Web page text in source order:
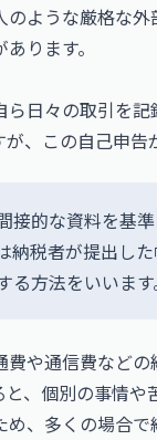
ような厳格な
ります。
日々の取引を
、この自己申告
接的な資料を基
納税者が提出し
方法をいいます
や通信費など
、個別の事情や
、多くの場合で